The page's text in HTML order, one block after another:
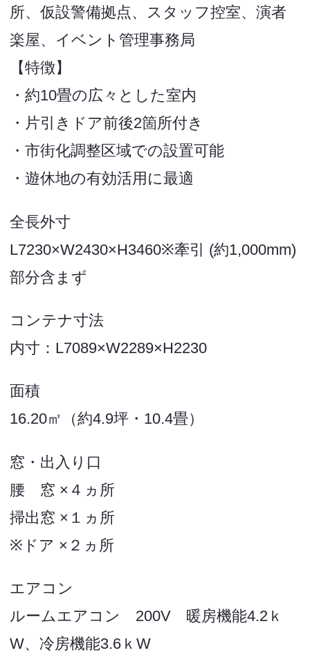
所、仮設警備拠点、スタッフ控室、演者
楽屋、イベント管理事務局
【特徴】
・約10畳の広々とした室内
・片引きドア前後2箇所付き
・市街化調整区域での設置可能
・遊休地の有効活用に最適
全長外寸
L7230×W2430×H3460※牽引 (約1,000mm)
部分含まず
コンテナ寸法
内寸：L7089×W2289×H2230
面積
16.20㎡（約4.9坪・10.4畳）
窓・出入り口
腰 窓 ×４ヵ所
掃出窓 ×１ヵ所
※ドア ×２ヵ所
エアコン
ルームエアコン 200V 暖房機能4.2ｋ
W、冷房機能3.6ｋW